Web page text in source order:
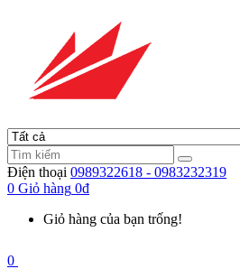
Điện thoại 0989322618 - 0983232319
0 Giỏ hàng 0đ
Giỏ hàng của bạn trống!
0